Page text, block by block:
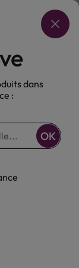
Choisir ma cave
dans
:
OK